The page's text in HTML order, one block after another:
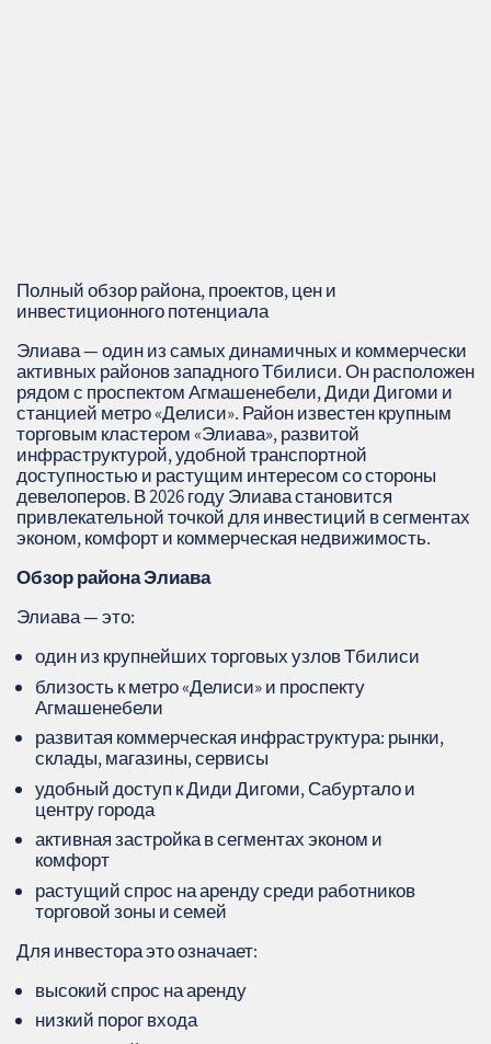
Полный обзор района, проектов, цен и
инвестиционного потенциала
Элиава — один из самых динамичных и коммерчески
активных районов западного Тбилиси. Он расположен
рядом с проспектом Агмашенебели, Диди Дигоми и
станцией метро «Делиси». Район известен крупным
торговым кластером «Элиава», развитой
инфраструктурой, удобной транспортной
доступностью и растущим интересом со стороны
девелоперов. В 2026 году Элиава становится
привлекательной точкой для инвестиций в сегментах
эконом, комфорт и коммерческая недвижимость.
Обзор района Элиава
Элиава — это:
один из крупнейших торговых узлов Тбилиси
близость к метро «Делиси» и проспекту
Агмашенебели
развитая коммерческая инфраструктура: рынки,
склады, магазины, сервисы
удобный доступ к Диди Дигоми, Сабуртало и
центру города
активная застройка в сегментах эконом и
комфорт
растущий спрос на аренду среди работников
торговой зоны и семей
Для инвестора это означает:
высокий спрос на аренду
низкий порог входа